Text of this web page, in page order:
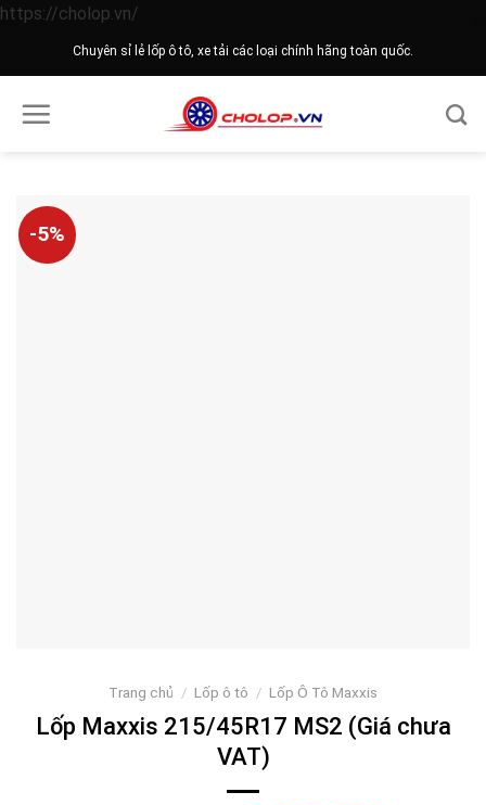
https://cholop.vn/
to
Chuyên sỉ lẻ lốp ô tô, xe tải các loại chính hãng toàn quốc.
-5%
Trang chủ / Lốp ô tô / Lốp Ô Tô Maxxis
Lốp Maxxis 215/45R17 MS2 (Giá chưa
VAT)